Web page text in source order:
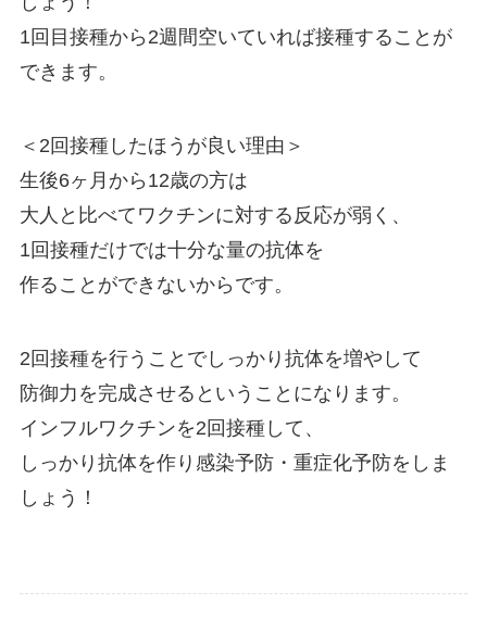
1回目接種から2週間空いていれば接種することが
できます。
＜2回接種したほうが良い理由＞
生後6ヶ月から12歳の方は
大人と比べてワクチンに対する反応が弱く、
1回接種だけでは十分な量の抗体を
作ることができないからです。
2回接種を行うことでしっかり抗体を増やして
防御力を完成させるということになります。
インフルワクチンを2回接種して、
しっかり抗体を作り感染予防・重症化予防をしま
しょう！